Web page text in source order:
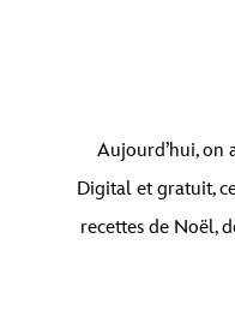
Aujourd’hui, on
Digital et gratuit,
recettes de Noël,